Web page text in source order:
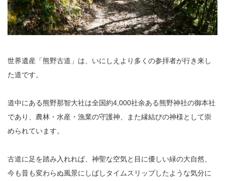
世界遺産「熊野古道」は、いにしえより多くの参拝者が行き来し
た道です。
道中にある熊野那智大社は全国約4,000社余ある熊野神社の御本社
であり、農林・水産・漁業の守護神、また縁結びの神様として崇
められています。
古道に足を踏み入れれば、神聖な空気と目に優しい緑の大自然、
今も昔も変わらぬ風景にしばしタイムスリップしたような気分に